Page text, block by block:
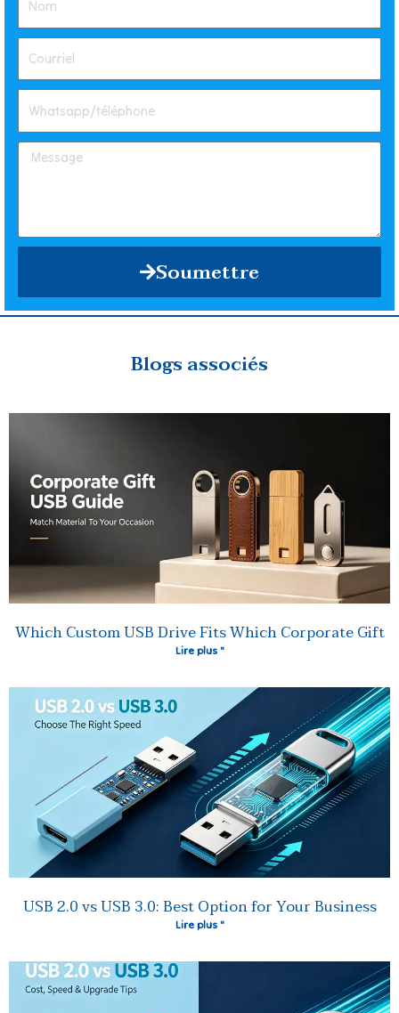
Soumettre
Blogs associés
Which Custom USB Drive Fits Which Corporate Gift
Lire plus "
USB 2.0 vs USB 3.0: Best Option for Your Business
Lire plus "